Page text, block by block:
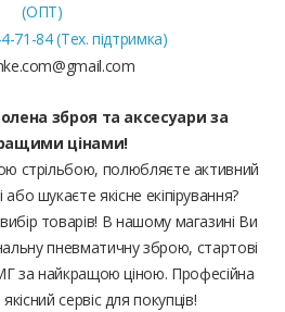
(ОПТ)
71-84 (Тех. підтримка)
зброя та аксесуари за
цінами!
стрільбою, полюбляєте активний
шукаєте якісне екіпірування?
товарів! В нашому магазині Ви
пневматичну зброю, стартові
за найкращою ціною. Професійна
сервіс для покупців!